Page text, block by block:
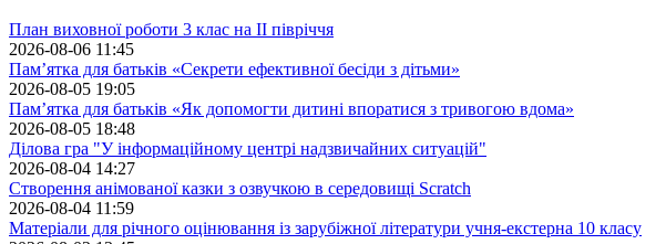
План виховної роботи 3 клас на II півріччя
2026-08-06 11:45
Пам’ятка для батьків «Секрети ефективної бесіди з дітьми»
2026-08-05 19:05
Пам’ятка для батьків «Як допомогти дитині впоратися з тривогою вдома»
2026-08-05 18:48
Ділова гра "У інформаційному центрі надзвичайних ситуацій"
2026-08-04 14:27
Створення анімованої казки з озвучкою в середовищі Scratch
2026-08-04 11:59
Матеріали для річного оцінювання із зарубіжної літератури учня-екстерна 10 класу